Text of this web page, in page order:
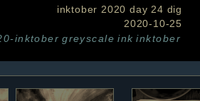
inktober 2020 day 24 dig
2020-10-25
inktober greyscale ink inktober